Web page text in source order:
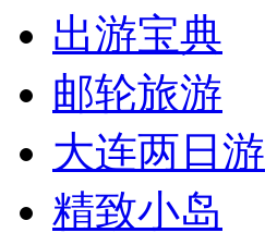
出游宝典
邮轮旅游
大连两日游
精致小岛